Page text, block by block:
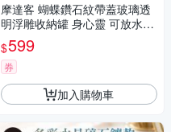
摩達客 蝴蝶鑽石紋帶蓋玻璃透
明浮雕收納罐 身心靈 可放水晶
淨化能量 多用途首飾品薰香蠟
燭精緻收納容器 藝術風格擺件
$599
券
加入購物車